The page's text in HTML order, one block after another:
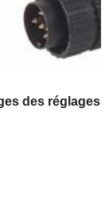
des réglages